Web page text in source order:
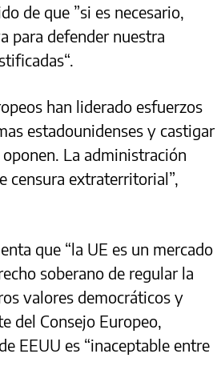
de que ”si es necesario,
para defender nuestra
han liderado esfuerzos
estadounidenses y castigar
La administración
censura extraterritorial”,
que “la UE es un mercado
soberano de regular la
valores democráticos y
del Consejo Europeo,
EEUU es “inaceptable entre